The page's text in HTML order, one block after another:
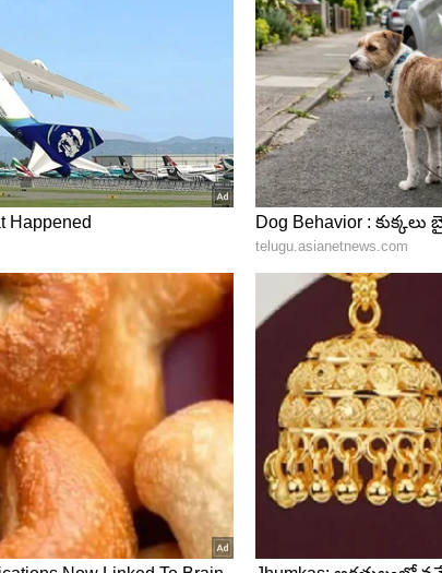
మానసిక వేదన కూడా ఆ కోపానికి కారణం కావచ్చు.
సమంత డిప్రెషన్ నుండి బయటపడలేదని కొందరు
తాజా సంఘటన చూపిస్తున్నారు. ముంబై ఎయిర్ పోర్ట్ లో
బుక్ తో కనిపించారు.